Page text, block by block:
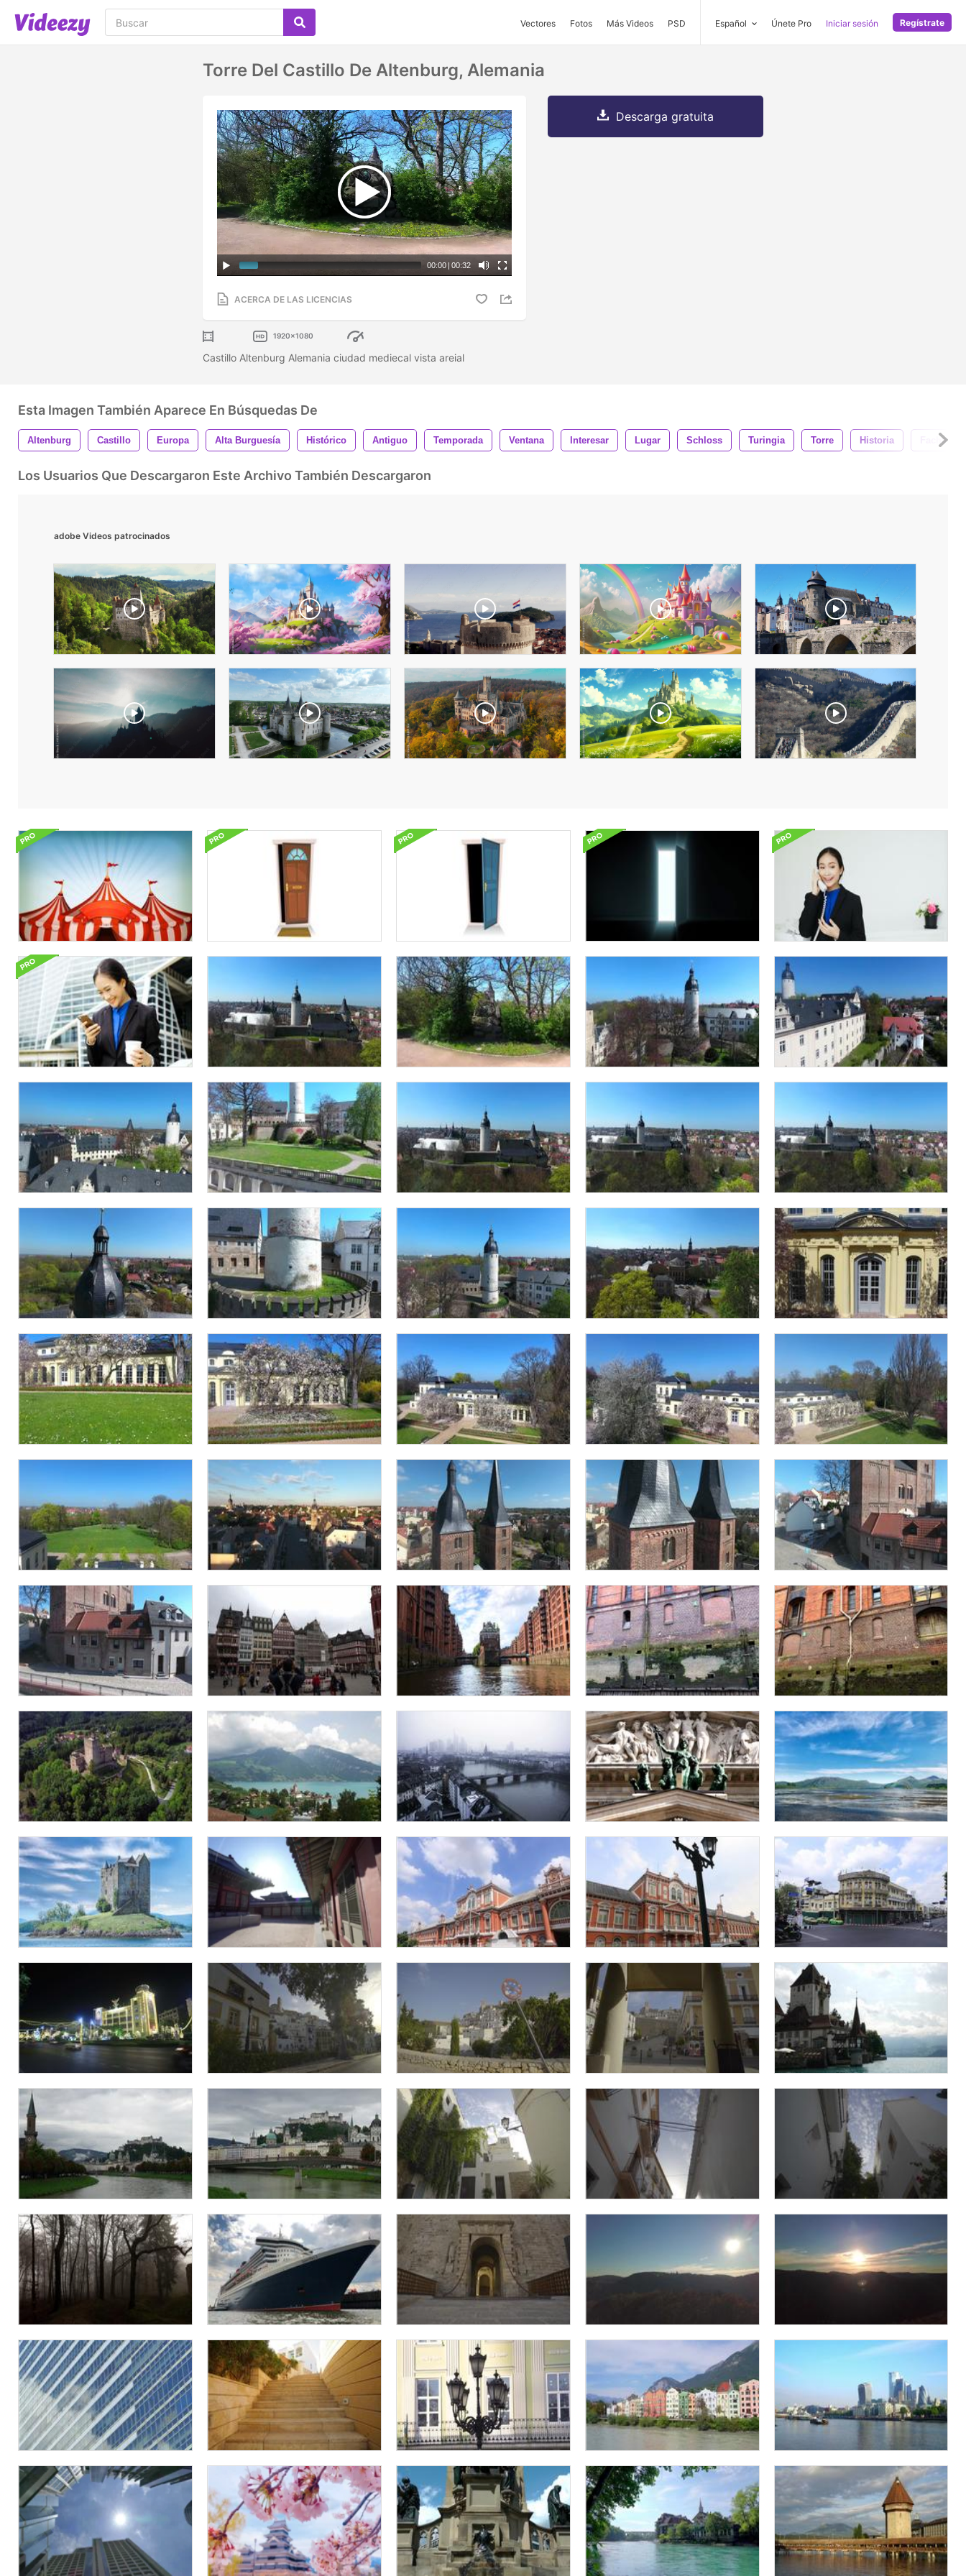
Vectores Fotos Más Videos PSD Español Únete Pro Iniciar sesión Regístrate
Torre Del Castillo De Altenburg, Alemania
00:00 | 00:32
ACERCA DE LAS LICENCIAS
1920x1080
Castillo Altenburg Alemania ciudad mediecal vista areial
Descarga gratuita
Esta Imagen También Aparece En Búsquedas De
Altenburg Castillo Europa Alta Burguesía Histórico Antiguo Temporada Ventana Interesar Lugar Schloss Turingia Torre Historia Fachada
Los Usuarios Que Descargaron Este Archivo También Descargaron
adobe Videos patrocinados